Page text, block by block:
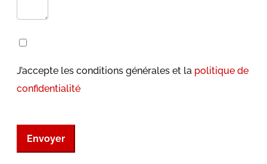
J’accepte les conditions générales et la politique de
confidentialité
Envoyer